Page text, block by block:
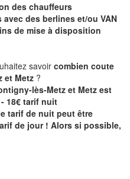
des chauffeurs
des berlines et/ou VAN
de mise à disposition
savoir combien coute
et Metz ?
lès-Metz et Metz est
18€ tarif nuit
tarif de nuit peut être
de jour ! Alors si possible,